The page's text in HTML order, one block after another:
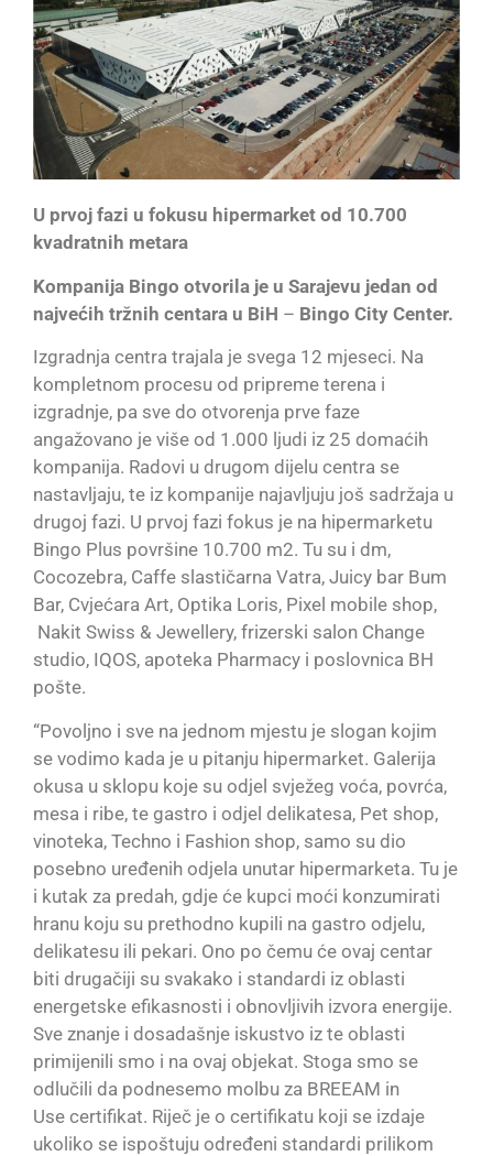
U prvoj fazi u fokusu hipermarket od 10.700
kvadratnih metara
Kompanija Bingo otvorila je u Sarajevu jedan od
najvećih tržnih centara u BiH – Bingo City Center.
Izgradnja centra trajala je svega 12 mjeseci. Na
kompletnom procesu od pripreme terena i
izgradnje, pa sve do otvorenja prve faze
angažovano je više od 1.000 ljudi iz 25 domaćih
kompanija. Radovi u drugom dijelu centra se
nastavljaju, te iz kompanije najavljuju još sadržaja u
drugoj fazi. U prvoj fazi fokus je na hipermarketu
Bingo Plus površine 10.700 m2. Tu su i dm,
Cocozebra, Caffe slastičarna Vatra, Juicy bar Bum
Bar, Cvjećara Art, Optika Loris, Pixel mobile shop,
Nakit Swiss & Jewellery, frizerski salon Change
studio, IQOS, apoteka Pharmacy i poslovnica BH
pošte.
“Povoljno i sve na jednom mjestu je slogan kojim
se vodimo kada je u pitanju hipermarket. Galerija
okusa u sklopu koje su odjel svježeg voća, povrća,
mesa i ribe, te gastro i odjel delikatesa, Pet shop,
vinoteka, Techno i Fashion shop, samo su dio
posebno uređenih odjela unutar hipermarketa. Tu je
i kutak za predah, gdje će kupci moći konzumirati
hranu koju su prethodno kupili na gastro odjelu,
delikatesu ili pekari. Ono po čemu će ovaj centar
biti drugačiji su svakako i standardi iz oblasti
energetske efikasnosti i obnovljivih izvora energije.
Sve znanje i dosadašnje iskustvo iz te oblasti
primijenili smo i na ovaj objekat. Stoga smo se
odlučili da podnesemo molbu za BREEAM in
Use certifikat. Riječ je o certifikatu koji se izdaje
ukoliko se ispoštuju određeni standardi prilikom